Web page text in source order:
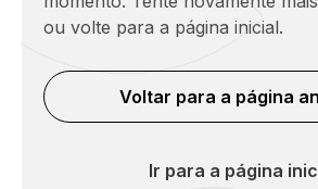
ou volte para a página inicial.
Voltar para a página
Ir para a página